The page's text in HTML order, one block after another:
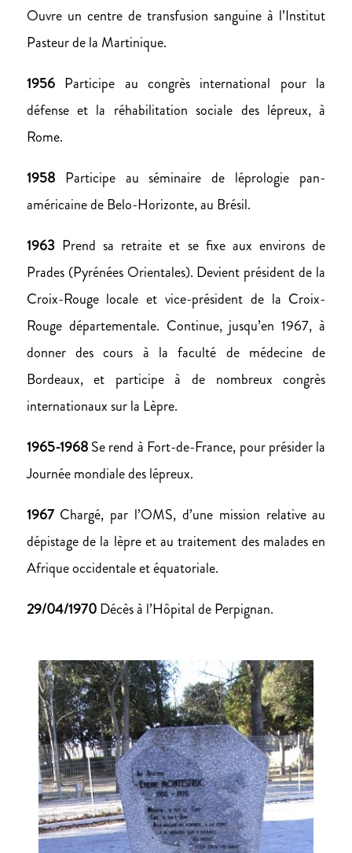
Ouvre un centre de transfusion sanguine à l’Institut
Pasteur de la Martinique.
1956Participe au congrès international pour la
défense et la réhabilitation sociale des lépreux, à
Rome.
1958Participe au séminaire de léprologie pan-
américaine de Belo-Horizonte, au Brésil.
1963Prend sa retraite et se fixe aux environs de
Prades (Pyrénées Orientales). Devient président de la
Croix-Rouge locale et vice-président de la Croix-
Rouge départementale. Continue, jusqu’en 1967, à
donner des cours à la faculté de médecine de
Bordeaux, et participe à de nombreux congrès
internationaux sur la Lèpre.
1965-1968Se rend à Fort-de-France, pour présider la
Journée mondiale des lépreux.
1967Chargé, par l’OMS, d’une mission relative au
dépistage de la lèpre et au traitement des malades en
Afrique occidentale et équatoriale.
29/04/1970Décès à l’Hôpital de Perpignan.